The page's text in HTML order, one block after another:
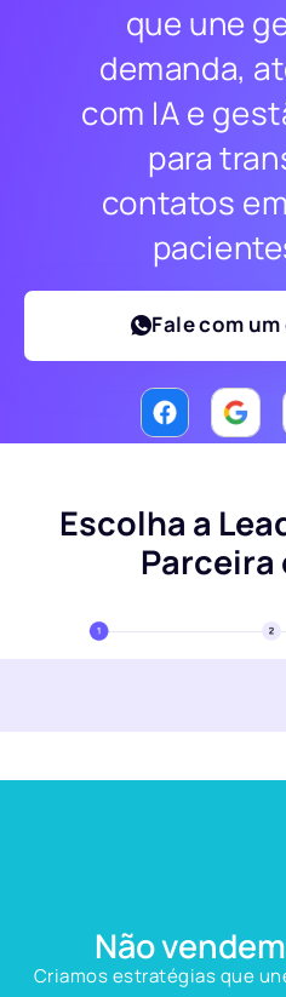
que une
demanda,
com IA e
para
contatos
Fale com
Escolha a
Parceira
Não
Criamos estratégias que